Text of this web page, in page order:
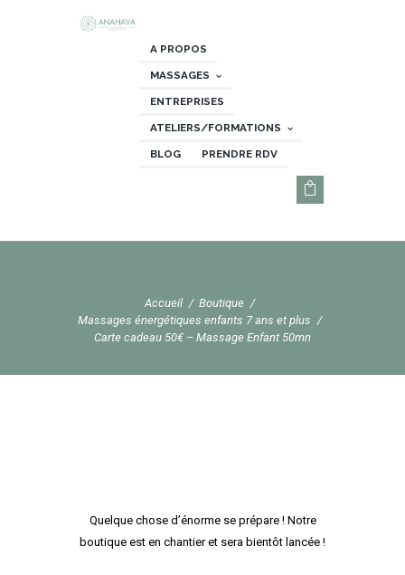
A PROPOS
MASSAGES
ENTREPRISES
ATELIERS/FORMATIONS
BLOG PRENDRE RDV
Accueil
Boutique
Massages énergétiques enfants 7 ans et plus
Carte cadeau 50€ – Massage Enfant 50mn
Quelque chose d’énorme se prépare ! Notre
boutique est en chantier et sera bientôt lancée !